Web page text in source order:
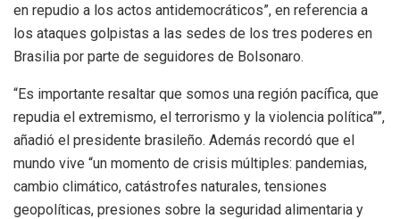
en repudio a los actos antidemocráticos”, en referencia a
los ataques golpistas a las sedes de los tres poderes en
Brasilia por parte de seguidores de Bolsonaro.
“Es importante resaltar que somos una región pacífica, que
repudia el extremismo, el terrorismo y la violencia política””,
añadió el presidente brasileño. Además recordó que el
mundo vive “un momento de crisis múltiples: pandemias,
cambio climático, catástrofes naturales, tensiones
geopolíticas, presiones sobre la seguridad alimentaria y